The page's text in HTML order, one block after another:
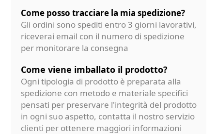
Come posso tracciare la mia spedizione?
Gli ordini sono spediti entro 3 giorni lavorativi,
riceverai email con il numero di spedizione
per monitorare la consegna
Come viene imballato il prodotto?
Ogni tipologia di prodotto è preparata alla
spedizione con metodo e materiale specifici
pensati per preservare l'integrità del prodotto
in ogni suo aspetto, contatta il nostro servizio
clienti per ottenere maggiori informazioni